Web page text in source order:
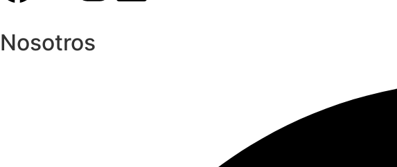
Nosotros